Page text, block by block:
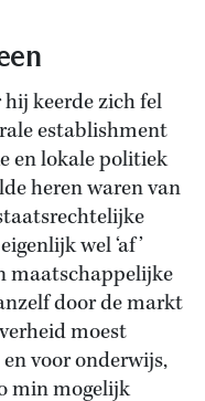
keerde zich fel
establishment
en lokale politiek
heren waren van
wel ‘af’
maatschappelijke
door de markt
moest
voor onderwijs,
min mogelijk